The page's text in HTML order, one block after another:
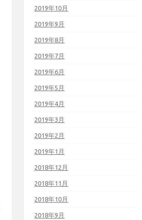
2019年10月
2019年9月
2019年8月
2019年7月
2019年6月
2019年5月
2019年4月
2019年3月
2019年2月
2019年1月
2018年12月
2018年11月
2018年10月
2018年9月